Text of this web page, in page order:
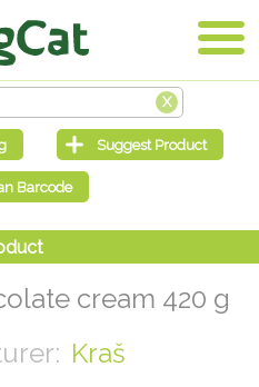
cream 420 g
Kraš